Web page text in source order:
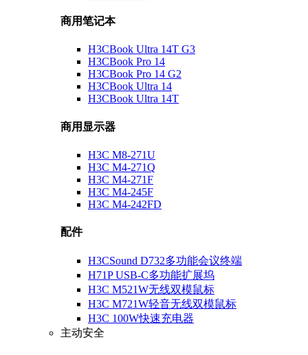
商用笔记本
H3CBook Ultra 14T G3
H3CBook Pro 14
H3CBook Pro 14 G2
H3CBook Ultra 14
H3CBook Ultra 14T
商用显示器
H3C M8-271U
H3C M4-271Q
H3C M4-271F
H3C M4-245F
H3C M4-242FD
配件
H3CSound D732多功能会议终端
H71P USB-C多功能扩展坞
H3C M521W无线双模鼠标
H3C M721W轻音无线双模鼠标
H3C 100W快速充电器
主动安全